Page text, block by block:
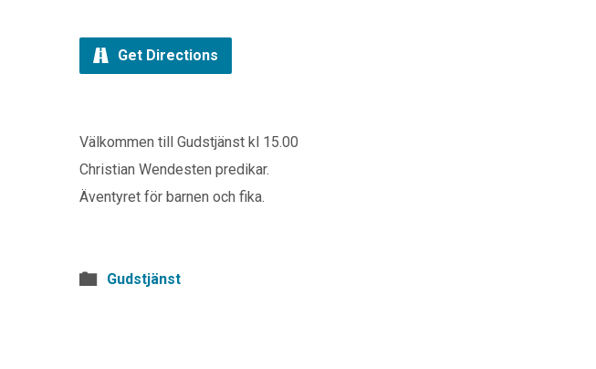
Get Directions
Välkommen till Gudstjänst kl 15.00
Christian Wendesten predikar.
Äventyret för barnen och fika.
Gudstjänst